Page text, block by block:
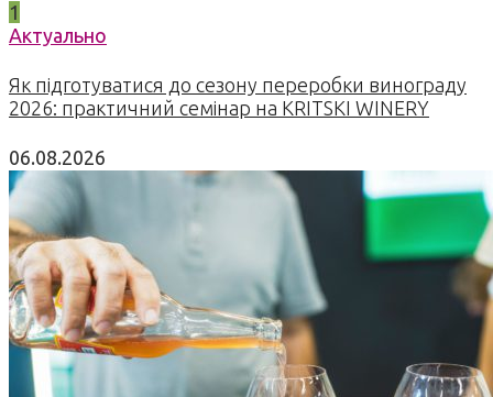
1
Актуально
Як підготуватися до сезону переробки винограду
2026: практичний семінар на KRITSKI WINERY
06.08.2026